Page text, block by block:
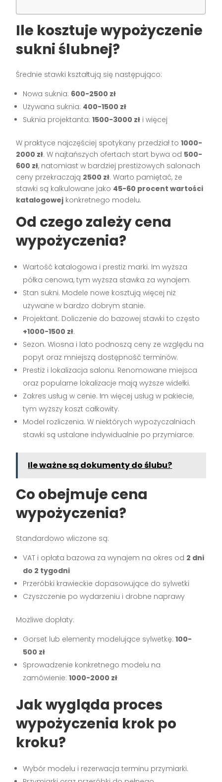
Ile kosztuje wypożyczenie
sukni ślubnej?
Średnie stawki kształtują się następująco:
Nowa suknia: 600-2500 zł
Używana suknia: 400-1500 zł
Suknia projektanta:1500-3000 zł i więcej
W praktyce najczęściej spotykany przedział to1000-
2000 zł. W najtańszych ofertach start bywa od 500-
600 zł, natomiast w bardziej prestiżowych salonach
ceny przekraczają 2500 zł. Warto pamiętać, że
stawki są kalkulowane jako 45-60 procent wartości
katalogowej konkretnego modelu.
Od czego zależy cena
wypożyczenia?
Wartość katalogowa i prestiż marki. Im wyższa
półka cenowa, tym wyższa stawka za wynajem.
Stan sukni. Modele nowe kosztują więcej niż
używane w bardzo dobrym stanie.
Projektant. Doliczenie do bazowej stawki to często
+1000-1500 zł.
Sezon. Wiosna i lato podnoszą ceny ze względu na
popyt oraz mniejszą dostępność terminów.
Prestiż i lokalizacja salonu. Renomowane miejsca
oraz popularne lokalizacje mają wyższe widełki.
Zakres usług w cenie. Im więcej usług w pakiecie,
tym wyższy koszt całkowity.
Model rozliczenia. W niektórych wypożyczalniach
stawki są ustalane indywidualnie po przymiarce.
Ile ważne są dokumenty do ślubu?
Co obejmuje cena
wypożyczenia?
Standardowo wliczone są:
VAT i opłata bazowa za wynajem na okres od 2 dni
do 2 tygodni
Przeróbki krawieckie dopasowujące do sylwetki
Czyszczenie po wydarzeniu i drobne naprawy
Możliwe dopłaty:
Gorset lub elementy modelujące sylwetkę:100-
500 zł
Sprowadzenie konkretnego modelu na
zamówienie:1000-2000 zł
Jak wygląda proces
wypożyczenia krok po
kroku?
Wybór modelu i rezerwacja terminu przymiarki.